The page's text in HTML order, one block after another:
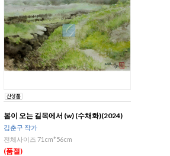
봄이 오는 길목에서 (w) (수채화)(2024)
김춘구 작가
전체사이즈 71cm*56cm
(품절)